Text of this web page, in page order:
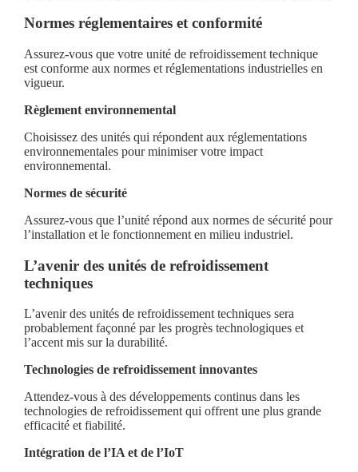
Normes réglementaires et conformité
Assurez-vous que votre unité de refroidissement technique
est conforme aux normes et réglementations industrielles en
vigueur.
Règlement environnemental
Choisissez des unités qui répondent aux réglementations
environnementales pour minimiser votre impact
environnemental.
Normes de sécurité
Assurez-vous que l’unité répond aux normes de sécurité pour
l’installation et le fonctionnement en milieu industriel.
L’avenir des unités de refroidissement
techniques
L’avenir des unités de refroidissement techniques sera
probablement façonné par les progrès technologiques et
l’accent mis sur la durabilité.
Technologies de refroidissement innovantes
Attendez-vous à des développements continus dans les
technologies de refroidissement qui offrent une plus grande
efficacité et fiabilité.
Intégration de l’IA et de l’IoT